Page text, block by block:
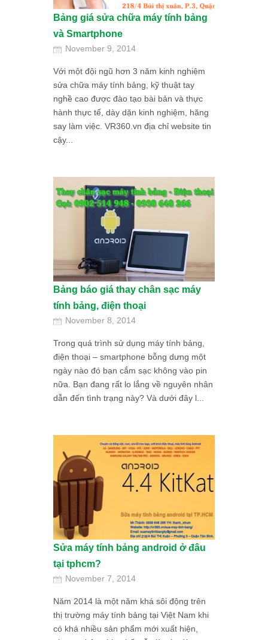
Bảng giá sửa chữa máy tính bảng
và Smartphone
November 9, 2014
Với một đội ngũ hơn 3 năm kinh nghiệm
sửa chữa máy tính bảng, kỹ thuật tay
nghề cao được đào tạo bài bản và thực
hành thực tế, dày dặn kinh nghiệm, hăng
say làm việc. VR360.vn địa chỉ website tin
cậy...
Bảng báo giá thay chân sạc máy
tính bảng, điện thoại
November 8, 2014
Trong quá trình sử dụng máy tính bảng,
điện thoại – smartphone bỗng dưng một
ngày nào đó bạn cắm sạc không vào pin
nữa. Bạn đang rất lo lắng về nguyên nhân
dẫn đến tình trạng này? Và dưới đây l...
Sửa máy tính bảng android ở đâu
tại tphcm?
November 7, 2014
Năm 2014 là một năm khá sôi động trên
thị trường máy tính bảng tại Việt Nam khi
có khá nhiều sản phẩm mới xuất hiện,